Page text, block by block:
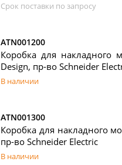
Срок поставки по запросу
ATN001200
Коробка для накладного
Design, пр-во Schneider
В наличии
ATN001300
Коробка для накладного
пр-во Schneider Electric
В наличии